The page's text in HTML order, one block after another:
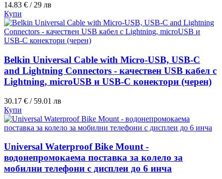
14.83 € / 29 лв
Купи
Belkin Universal Cable with Micro-USB, USB-C
and Lightning Connectors - качествен USB кабел с
Lightning, microUSB и USB-C конектори (черен)
30.17 € / 59.01 лв
Купи
Universal Waterproof Bike Mount -
водонепромокаема поставка за колело за
мобилни телефони с дисплеи до 6 инча